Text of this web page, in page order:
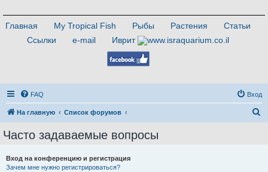
Главная My Tropical Fish Рыбы Растения
Статьи
Ссылки
e-mail Иврит
FAQ Вход
На главную Список форумов
Часто задаваемые вопросы
Вход на конференцию и регистрация
Зачем мне нужно регистрироваться?